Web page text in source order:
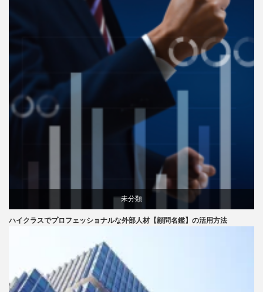
未分類
ハイクラスでプロフェッショナルな外部人材【顧問名鑑】の活用方法